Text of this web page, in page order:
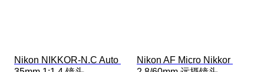
Nikon NIKKOR-N.C Auto
Nikon AF Micro Nikkor